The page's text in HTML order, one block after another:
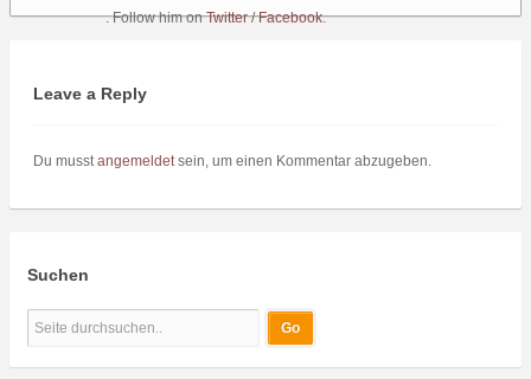
. Follow him onTwitter/Facebook.
Leave a Reply
Du musst angemeldet sein, um einen Kommentar abzugeben.
Suchen